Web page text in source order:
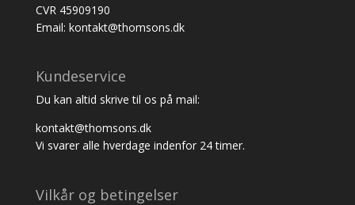
CVR 45909190
Email: kontakt@thomsons.dk
Kundeservice
Du kan altid skrive til os på mail:
kontakt@thomsons.dk
Vi svarer alle hverdage indenfor 24 timer.
Vilkår og betingelser